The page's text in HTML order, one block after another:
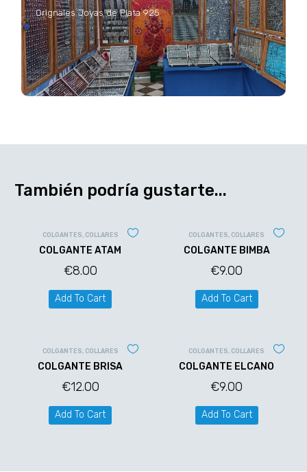
Orignales Joyas de Plata 925
También podría gustarte...
COLGANTES COLLARES
COLGANTE ATAM
€8.00
Add To Cart
COLGANTES COLLARES
COLGANTE BIMBA
€9.00
Add To Cart
COLGANTES COLLARES
COLGANTE BRISA
€12.00
Add To Cart
COLGANTES COLLARES
COLGANTE ELCANO
€9.00
Add To Cart